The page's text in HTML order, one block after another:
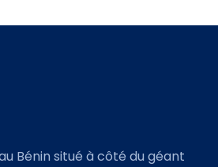
Bénin situé à côté du géant